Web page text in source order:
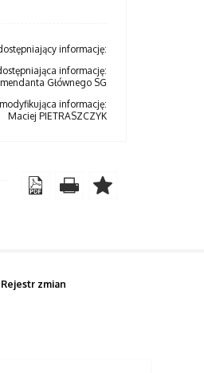
informację:
informację:
Głównego SG
informację:
Maciej PIETRASZCZYK
Rejestr zmian